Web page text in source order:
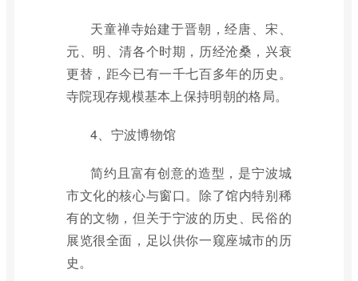
天童禅寺始建于晋朝，经唐、宋、
元、明、清各个时期，历经沧桑，兴衰
更替，距今已有一千七百多年的历史。
寺院现存规模基本上保持明朝的格局。
4、宁波博物馆
简约且富有创意的造型，是宁波城
市文化的核心与窗口。除了馆内特别稀
有的文物，但关于宁波的历史、民俗的
展览很全面，足以供你一窥座城市的历
史。